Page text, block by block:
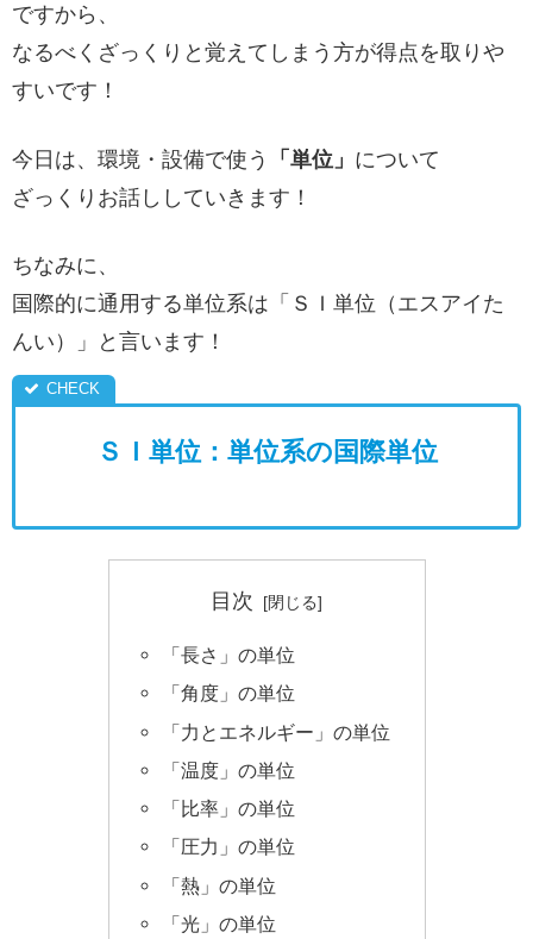
ですから、
なるべくざっくりと覚えてしまう方が得点を取りや
すいです！
今日は、環境・設備で使う 「単位」 について
ざっくりお話ししていきます！
ちなみに、
国際的に通用する単位系は「ＳＩ単位（エスアイた
んい）」と言います！
ＳＩ単位：単位系の国際単位
目次
「長さ」の単位
「角度」の単位
「力とエネルギー」の単位
「温度」の単位
「比率」の単位
「圧力」の単位
「熱」の単位
「光」の単位